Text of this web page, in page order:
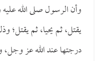
وأن الرسول صلى الله
يقتل، ثم يحيا، ثم يقتل؛
درجتها عند الله عز وجل،